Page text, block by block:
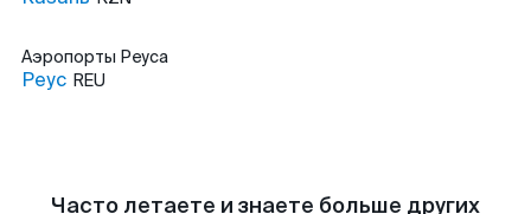
Аэропорты Реуса
Реус REU
Часто летаете и знаете больше других